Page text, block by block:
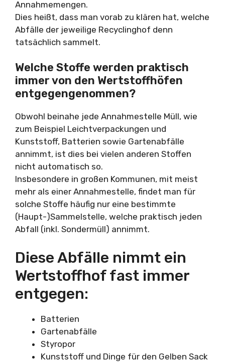
Annahmemengen.
Dies heißt, dass man vorab zu klären hat, welche
Abfälle der jeweilige Recyclinghof denn
tatsächlich sammelt.
Welche Stoffe werden praktisch
immer von den Wertstoffhöfen
entgegengenommen?
Obwohl beinahe jede Annahmestelle Müll, wie
zum Beispiel Leichtverpackungen und
Kunststoff, Batterien sowie Gartenabfälle
annimmt, ist dies bei vielen anderen Stoffen
nicht automatisch so.
Insbesondere in großen Kommunen, mit meist
mehr als einer Annahmestelle, findet man für
solche Stoffe häufig nur eine bestimmte
(Haupt-)Sammelstelle, welche praktisch jeden
Abfall (inkl. Sondermüll) annimmt.
Diese Abfälle nimmt ein
Wertstoffhof fast immer
entgegen:
Batterien
Gartenabfälle
Styropor
Kunststoff und Dinge für den Gelben Sack